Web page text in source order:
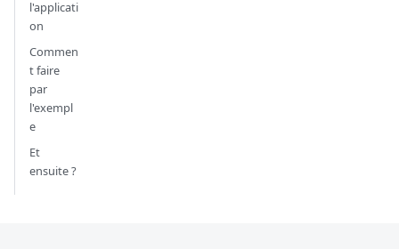
l'applicati
on
Commen
t faire
par
l'exempl
e
Et
ensuite ?